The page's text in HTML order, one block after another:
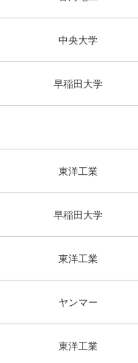
中央大学
早稲田大学
東洋工業
早稲田大学
東洋工業
ヤンマー
東洋工業